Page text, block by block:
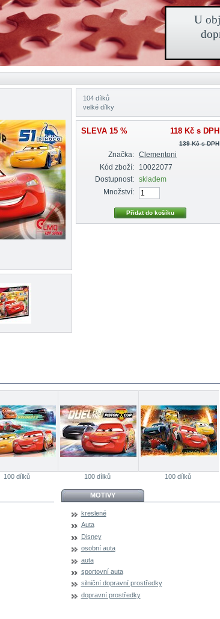
104 dílků
velké dílky
SLEVA 15 % 118 Kčs DPH
139 Kčs DPH
Značka:
Clementoni
Kód zboží:
10022077
Dostupnost:
skladem
Množství:
100 dílků 100 dílků 100 dílků
MOTIVY
kreslené
Auta
Disney
osobní auta
auta
sportovní auta
silniční dopravní prostředky
dopravní prostředky